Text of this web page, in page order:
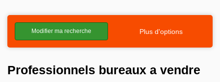
Vendre
Estimation
Modifier ma recherche Plus d'options
Professionnels bureaux a vendre